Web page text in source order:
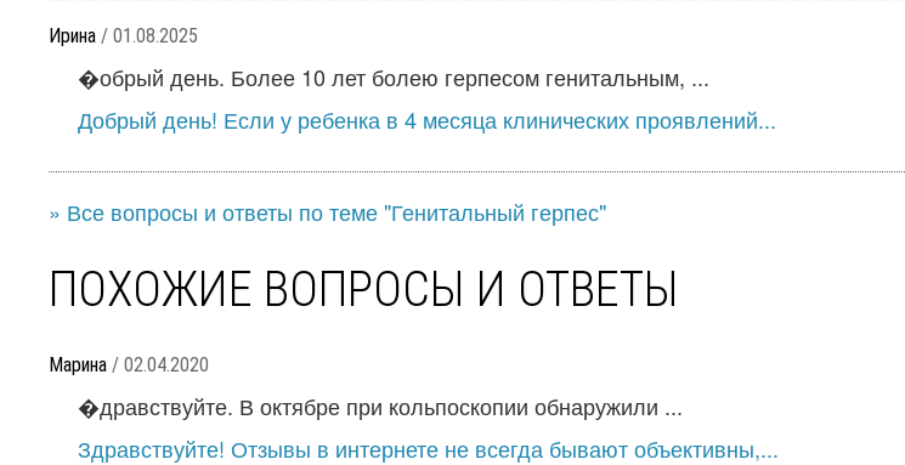
Ирина / 01.08.2025
�обрый день. Более 10 лет болею герпесом генитальным, ...
Добрый день! Если у ребенка в 4 месяца клинических проявлений...
» Все вопросы и ответы по теме "Генитальный герпес"
ПОХОЖИЕ ВОПРОСЫ И ОТВЕТЫ
Марина / 02.04.2020
�дравствуйте. В октябре при кольпоскопии обнаружили ...
Здравствуйте! Отзывы в интернете не всегда бывают объективны,...